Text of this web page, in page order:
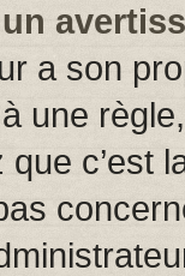
a son
une
c’est